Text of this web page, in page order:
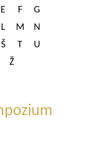
E F
G
L M
N
Š T
U
Ž